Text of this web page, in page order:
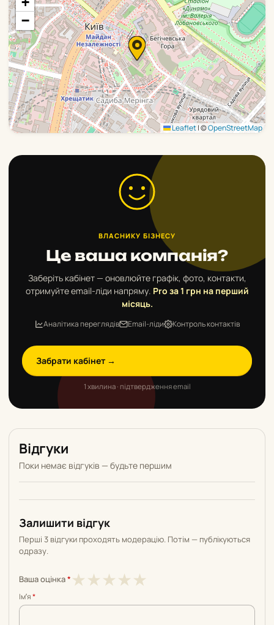
−
Leaflet|©OpenStreetMap
ВЛАСНИКУ БІЗНЕСУ
Це ваша компанія?
Заберіть кабінет — оновлюйте графік, фото, контакти,
отримуйте email-ліди напряму. Pro за 1 грн на перший
місяць.
Аналітика переглядів Email-ліди Контроль контактів
Забрати кабінет →
1 хвилина · підтвердження email
Відгуки
Поки немає відгуків — будьте першим
Залишити відгук
Перші 3 відгуки проходять модерацію. Потім — публікуються
одразу.
Ваша оцінка* ★
5
★4
5
★3
5
★2
5
★1
5
Імʼя*